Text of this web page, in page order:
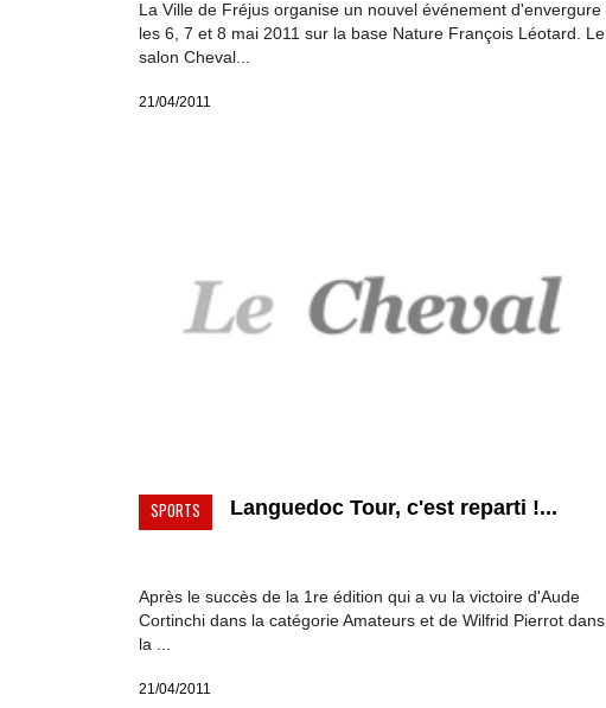
La Ville de Fréjus organise un nouvel événement d'envergure
les 6, 7 et 8 mai 2011 sur la base Nature François Léotard. Le
salon Cheval...
21/04/2011
SPORTS Languedoc Tour, c'est reparti !...
Après le succès de la 1re édition qui a vu la victoire d'Aude
Cortinchi dans la catégorie Amateurs et de Wilfrid Pierrot dans
la ...
21/04/2011